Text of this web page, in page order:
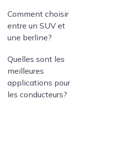
Comment choisir
entre un SUV et
une berline?
Quelles sont les
meilleures
applications pour
les conducteurs?